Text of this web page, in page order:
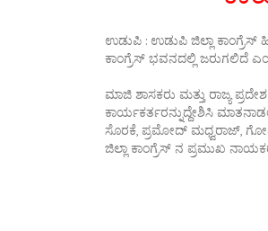
ಉಡುಪಿ : ಉಡುಪಿ ಜಿಲ್ಲಾ ಕಾಂಗ್ರೆಸ್
ಕಾಂಗ್ರೆಸ್ ಭವನದಲ್ಲಿ ಜರುಗಲಿದೆ
ಮಾಜಿ ಶಾಸಕರು ಮತ್ತು ರಾಜ್ಯ
ಕಾರ್ಯಕರ್ತರನ್ನುದ್ದೇಶಿಸಿ
ಸೊರಕೆ, ಪ್ರಮೋದ್ ಮಧ್ವರಾಜ್,
ಜಿಲ್ಲಾ ಕಾಂಗ್ರೆಸ್ ನ ಪ್ರಮುಖ